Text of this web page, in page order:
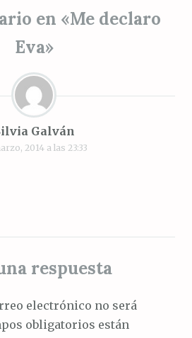
en «Me declaro
Eva»
Galván
2014 a las 23:33
respuesta
electrónico no será
obligatorios están